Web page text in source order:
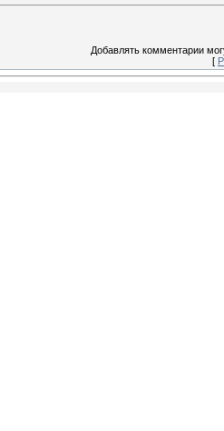
Добавлять комментарии
[